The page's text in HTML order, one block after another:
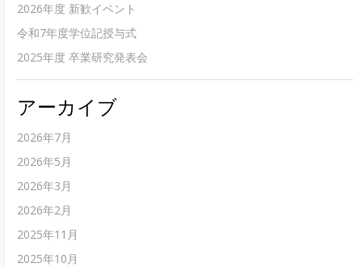
2026年度 新歓イベント
令和7年度学位記授与式
2025年度 卒業研究発表会
アーカイブ
2026年7月
2026年5月
2026年3月
2026年2月
2025年11月
2025年10月